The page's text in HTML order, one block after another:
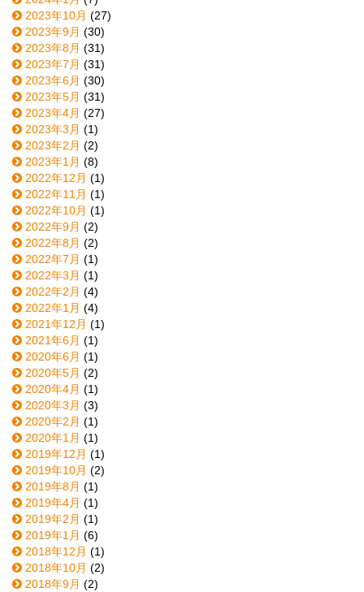
2023年10月 (27)
2023年9月 (30)
2023年8月 (31)
2023年7月 (31)
2023年6月 (30)
2023年5月 (31)
2023年4月 (27)
2023年3月 (1)
2023年2月 (2)
2023年1月 (8)
2022年12月 (1)
2022年11月 (1)
2022年10月 (1)
2022年9月 (2)
2022年8月 (2)
2022年7月 (1)
2022年3月 (1)
2022年2月 (4)
2022年1月 (4)
2021年12月 (1)
2021年6月 (1)
2020年6月 (1)
2020年5月 (2)
2020年4月 (1)
2020年3月 (3)
2020年2月 (1)
2020年1月 (1)
2019年12月 (1)
2019年10月 (2)
2019年8月 (1)
2019年4月 (1)
2019年2月 (1)
2019年1月 (6)
2018年12月 (1)
2018年10月 (2)
2018年9月 (2)